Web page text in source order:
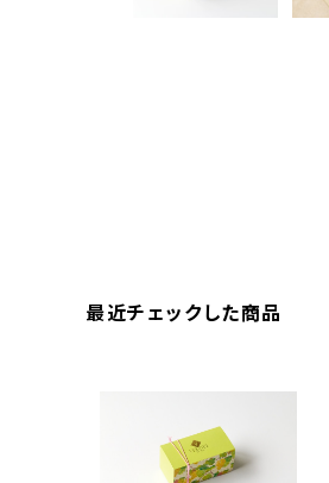
最近チェックした商品